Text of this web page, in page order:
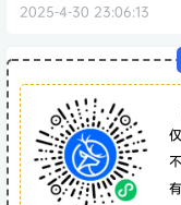
2025-4-30 23:06:13